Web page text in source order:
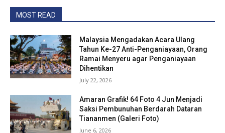
MOST READ
Malaysia Mengadakan Acara Ulang
Tahun Ke-27 Anti-Penganiayaan, Orang
Ramai Menyeru agar Penganiayaan
Dihentikan
July 22, 2026
Amaran Grafik! 64 Foto 4 Jun Menjadi
Saksi Pembunuhan Berdarah Dataran
Tiananmen (Galeri Foto)
June 6, 2026